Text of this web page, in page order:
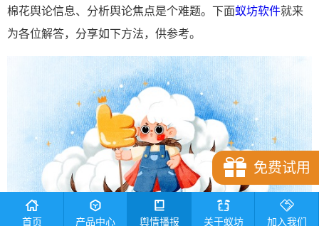
棉花舆论信息、分析舆论焦点是个难题。下面蚁坊软件就来
为各位解答，分享如下方法，供参考。
免费试用
首页 产品中心 舆情播报 关于蚁坊 加入我们